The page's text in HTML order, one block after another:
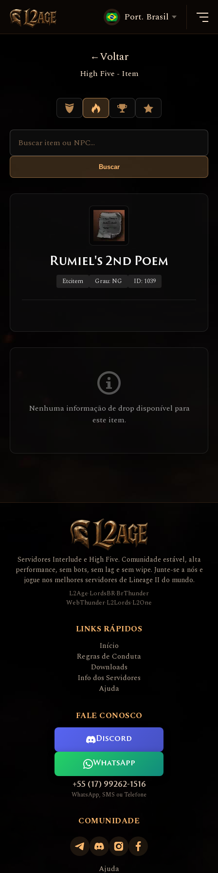
Port. Brasil
Voltar
High Five - Item
Buscar
Rumiel's 2nd Poem
Etcitem Grau: NG ID: 1039
Nenhuma informação de drop disponível para
este item.
Servidores Interlude e High Five. Comunidade estável, alta
performance, sem bots, sem lag e sem wipe. Junte-se a nós e
jogue nos melhores servidores de Lineage II do mundo.
L2Age·LordsBR·BrThunder
WebThunder·L2Lords·L2One
LINKS RÁPIDOS
Início
Regras de Conduta
Downloads
Info dos Servidores
Ajuda
FALE CONOSCO
Discord
WhatsApp
+55 (17) 99262-1516
WhatsApp, SMS ou Telefone
COMUNIDADE
Ajuda